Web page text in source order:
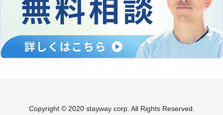
Copyright © 2020 stayway corp. All Rights Reserved.